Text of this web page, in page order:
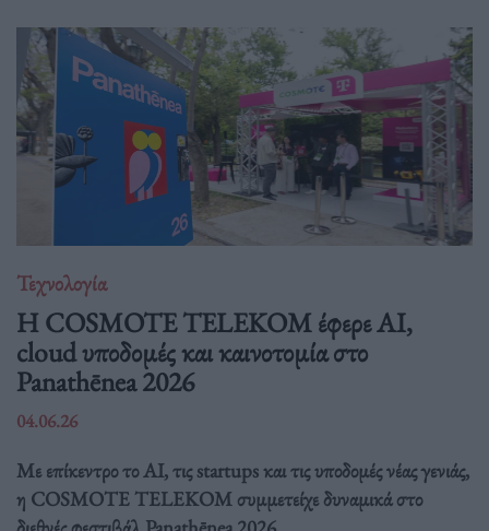
Τεχνολογία
Η COSMOTE TELEKOM έφερε AI,
cloud υποδομές και καινοτομία στο
Panathēnea 2026
04.06.26
Με επίκεντρο το AI, τις startups και τις υποδομές νέας γενιάς,
η COSMOTE TELEKOM συμμετείχε δυναμικά στο